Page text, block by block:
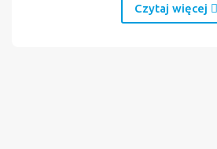
Czytaj więcej